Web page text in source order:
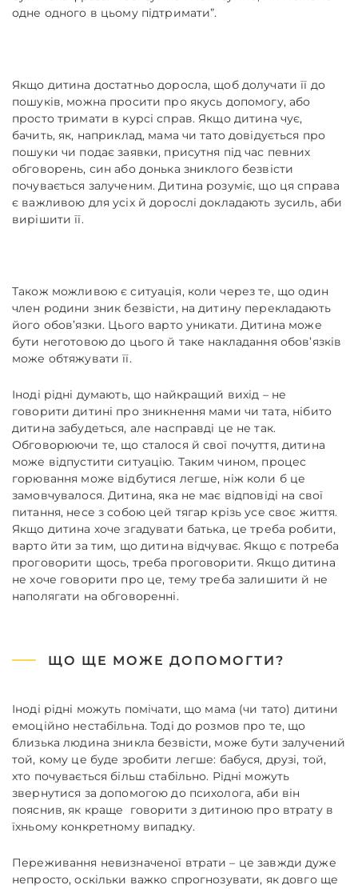
одне одного в цьому підтримати”.
Якщо дитина достатньо доросла, щоб долучати її до
пошуків, можна просити про якусь допомогу, або
просто тримати в курсі справ. Якщо дитина чує,
бачить, як, наприклад, мама чи тато довідується про
пошуки чи подає заявки, присутня під час певних
обговорень, син або донька зниклого безвісти
почувається залученим. Дитина розуміє, що ця справа
є важливою для усіх й дорослі докладають зусиль, аби
вирішити її.
Також можливою є ситуація, коли через те, що один
член родини зник безвісти, на дитину перекладають
його обов’язки. Цього варто уникати. Дитина може
бути неготовою до цього й таке накладання обов’язків
може обтяжувати її.
Іноді рідні думають, що найкращий вихід – не
говорити дитині про зникнення мами чи тата, нібито
дитина забудеться, але насправді це не так.
Обговорюючи те, що сталося й свої почуття, дитина
може відпустити ситуацію. Таким чином, процес
горювання може відбутися легше, ніж коли б це
замовчувалося. Дитина, яка не має відповіді на свої
питання, несе з собою цей тягар крізь усе своє життя.
Якщо дитина хоче згадувати батька, це треба робити,
варто йти за тим, що дитина відчуває. Якщо є потреба
проговорити щось, треба проговорити. Якщо дитина
не хоче говорити про це, тему треба залишити й не
наполягати на обговоренні.
ЩО ЩЕ МОЖЕ ДОПОМОГТИ?
Іноді рідні можуть помічати, що мама (чи тато) дитини
емоційно нестабільна. Тоді до розмов про те, що
близька людина зникла безвісти, може бути залучений
той, кому це буде зробити легше: бабуся, друзі, той,
хто почувається більш стабільно. Рідні можуть
звернутися за допомогою до психолога, аби він
пояснив, як краще говорити з дитиною про втрату в
їхньому конкретному випадку.
Переживання невизначеної втрати – це завжди дуже
непросто, оскільки важко спрогнозувати, як довго ще